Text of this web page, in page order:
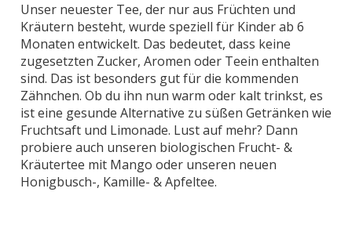
Unser neuester Tee, der nur aus Früchten und
Kräutern besteht, wurde speziell für Kinder ab 6
Monaten entwickelt. Das bedeutet, dass keine
zugesetzten Zucker, Aromen oder Teein enthalten
sind. Das ist besonders gut für die kommenden
Zähnchen. Ob du ihn nun warm oder kalt trinkst, es
ist eine gesunde Alternative zu süßen Getränken wie
Fruchtsaft und Limonade. Lust auf mehr? Dann
probiere auch unseren biologischen Frucht- &
Kräutertee mit Mango oder unseren neuen
Honigbusch-, Kamille- & Apfeltee.